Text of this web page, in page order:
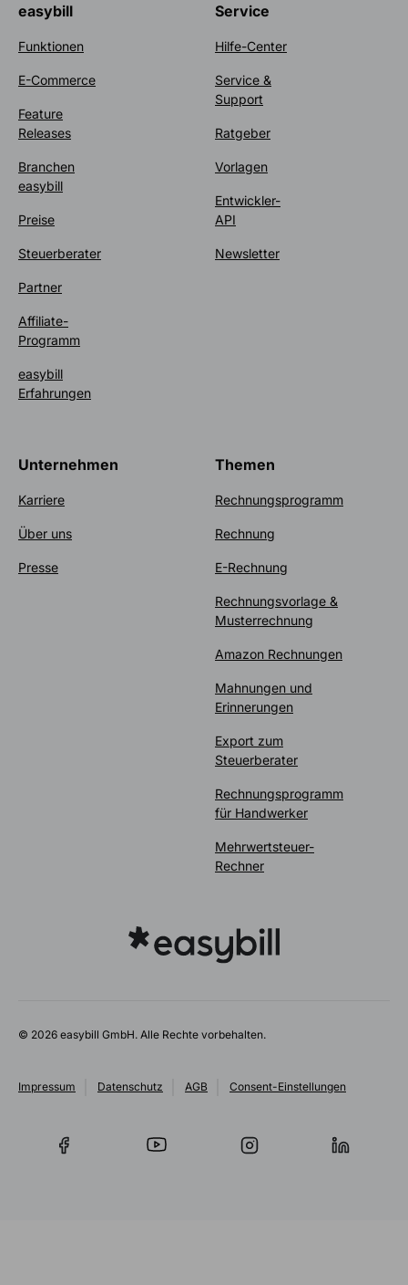
easybill
Funktionen
E-Commerce
Feature
Releases
Branchen
easybill
Preise
Steuerberater
Partner
Affiliate-
Programm
easybill
Erfahrungen
Service
Hilfe-Center
Service &
Support
Ratgeber
Vorlagen
Entwickler-
API
Newsletter
Unternehmen
Karriere
Über uns
Presse
Themen
Rechnungsprogramm
Rechnung
E-Rechnung
Rechnungsvorlage &
Musterrechnung
Amazon Rechnungen
Mahnungen und
Erinnerungen
Export zum
Steuerberater
Rechnungsprogramm
für Handwerker
Mehrwertsteuer-
Rechner
© 2026 easybill GmbH. Alle Rechte vorbehalten.
Impressum Datenschutz AGB Consent-Einstellungen